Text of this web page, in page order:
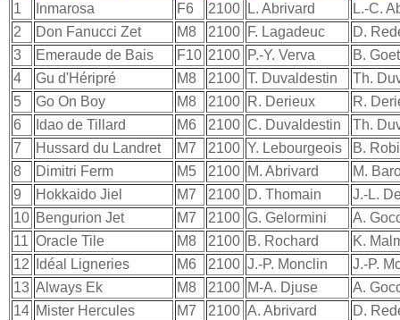
1
Inmarosa F6 2100 L. Abrivard
L.-C.
2
Don Fanucci Zet M8 2100 F. Lagadeuc
D.
3
Emeraude de Bais F10 2100 P.-Y. Verva
B.
4
Gu d'Héripré M8 2100 T. Duvaldestin
Th.
5
Go On Boy M8 2100 R. Derieux
R.
6
Idao de Tillard M6 2100 C. Duvaldestin
Th.
7
Hussard du Landret M7 2100 Y. Lebourgeois
B.
8
Dimitri Ferm M5 2100 M. Abrivard
M.
9
Hokkaido Jiel M7 2100 D. Thomain
J.-L.
10 Bengurion Jet M7 2100 G. Gelormini
A.
11 Oracle Tile M8 2100 B. Rochard
K.
12
Idéal Ligneries M6 2100 J.-P. Monclin
J.-P.
13 Always Ek M8 2100 M-A. Djuse
A.
14 Mister Hercules M7 2100 A. Abrivard
D.